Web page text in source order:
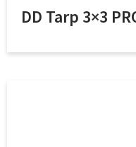
DD Tarp 3×3